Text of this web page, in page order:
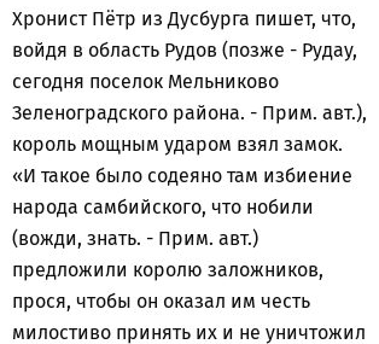
Хронист Пётр из Дусбурга пишет, что,
войдя в область Рудов (позже - Рудау,
сегодня поселок Мельниково
Зеленоградского района. - Прим. авт.),
король мощным ударом взял замок.
«И такое было содеяно там избиение
народа самбийского, что нобили
(вожди, знать. - Прим. авт.)
предложили королю заложников,
прося, чтобы он оказал им честь
милостиво принять их и не уничтожил